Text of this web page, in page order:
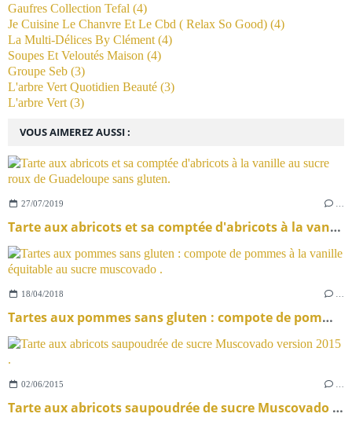
VOUS AIMEREZ AUSSI :
27/07/2019
Tarte aux abricots et sa comptée d'abricots à la vanille au sucre roux de Guadeloupe sans gluten.
18/04/2018
Tartes aux pommes sans gluten : compote de pommes à la vanille équitable au sucre muscovado .
02/06/2015
Tarte aux abricots saupoudrée de sucre Muscovado version 2015 .
Gaufres Collection Tefal (4)
Je Cuisine Le Chanvre Et Le Cbd ( Relax So Good) (4)
La Multi-Délices By Clément (4)
Soupes Et Veloutés Maison (4)
Groupe Seb (3)
L'arbre Vert Quotidien Beauté (3)
L'arbre Vert (3)